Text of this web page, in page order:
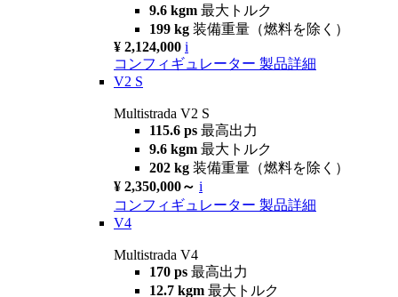
9.6 kgm 最大トルク
199 kg 装備重量（燃料を除く）
¥ 2,124,000 i
コンフィギュレーター 製品詳細
V2 S
Multistrada V2 S
115.6 ps 最高出力
9.6 kgm 最大トルク
202 kg 装備重量（燃料を除く）
¥ 2,350,000～ i
コンフィギュレーター 製品詳細
V4
Multistrada V4
170 ps 最高出力
12.7 kgm 最大トルク